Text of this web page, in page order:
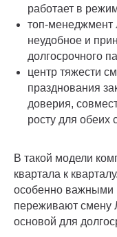
работает в
топ-менеджмент
неудобное и
долгосрочного
центр тяжести
празднования
доверия,
росту для обеих
В такой модели
квартала к
особенно важными
переживают смену
основой для